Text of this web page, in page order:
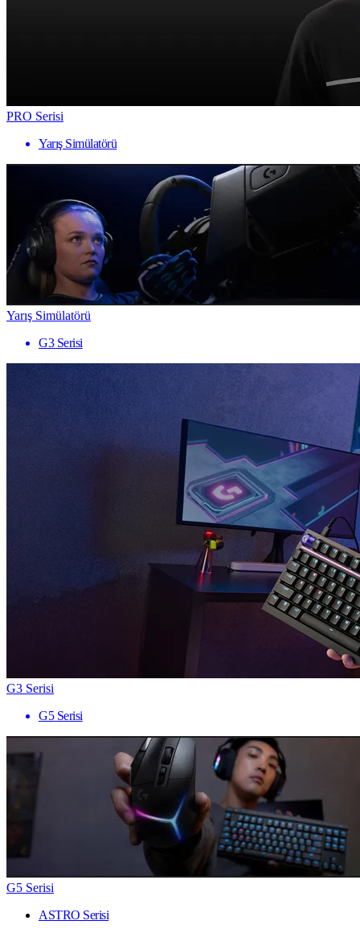
PRO Serisi
Yarış Simülatörü
Yarış Simülatörü
G3 Serisi
G3 Serisi
G5 Serisi
G5 Serisi
ASTRO Serisi